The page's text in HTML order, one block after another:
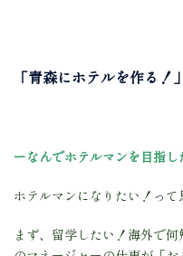
「青森にホテルを作る
ーなんでホテルマンを目指し
ホテルマンになりたい！っ
まず、留学したい！海外で